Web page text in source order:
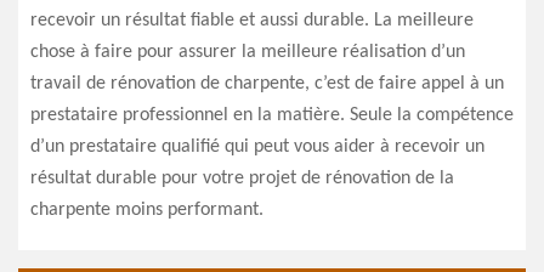
recevoir un résultat fiable et aussi durable. La meilleure
chose à faire pour assurer la meilleure réalisation d’un
travail de rénovation de charpente, c’est de faire appel à un
prestataire professionnel en la matière. Seule la compétence
d’un prestataire qualifié qui peut vous aider à recevoir un
résultat durable pour votre projet de rénovation de la
charpente moins performant.